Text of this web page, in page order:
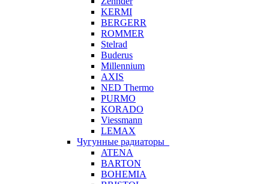
KERMI
BERGERR
ROMMER
Stelrad
Buderus
Millennium
AXIS
NED Thermo
PURMO
KORADO
Viessmann
LEMAX
Чугунные радиаторы
ATENA
BARTON
BOHEMIA